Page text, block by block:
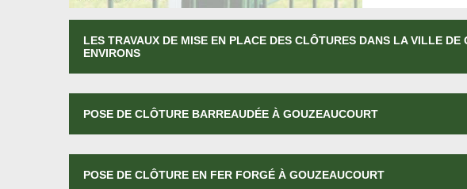
LES TRAVAUX DE MISE EN PLACE DES CLÔTURES DANS LA VILLE DE
ENVIRONS
POSE DE CLÔTURE BARREAUDÉE À GOUZEAUCOURT
POSE DE CLÔTURE EN FER FORGÉ À GOUZEAUCOURT